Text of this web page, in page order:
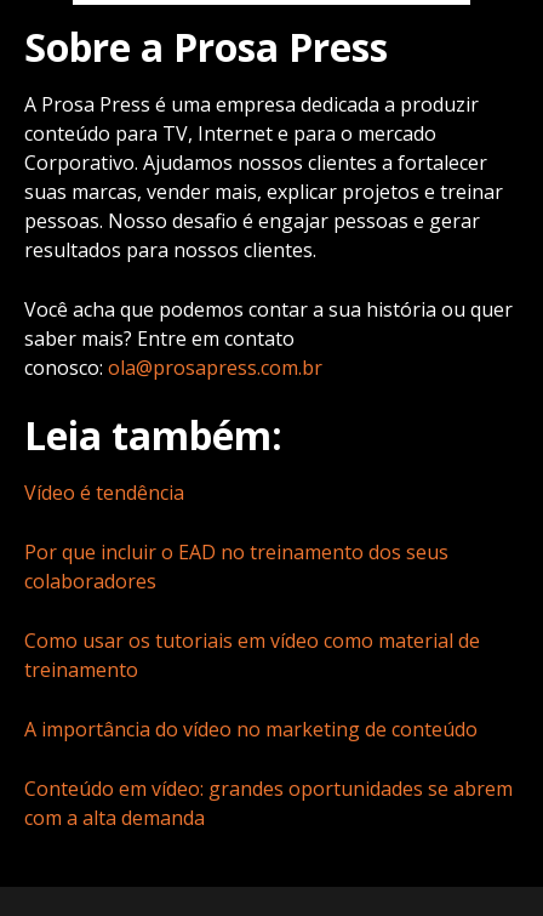
Sobre a Prosa Press
A Prosa Press é uma empresa dedicada a produzir
conteúdo para TV, Internet e para o mercado
Corporativo. Ajudamos nossos clientes a fortalecer
suas marcas, vender mais, explicar projetos e treinar
pessoas. Nosso desafio é engajar pessoas e gerar
resultados para nossos clientes.
Você acha que podemos contar a sua história ou quer
saber mais? Entre em contato
conosco: ola@prosapress.com.br
Leia também:
Vídeo é tendência
Por que incluir o EAD no treinamento dos seus
colaboradores
Como usar os tutoriais em vídeo como material de
treinamento
A importância do vídeo no marketing de conteúdo
Conteúdo em vídeo: grandes oportunidades se abrem
com a alta demanda